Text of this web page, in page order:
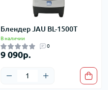
Блендер JAU BL-1500T
В наличии
0
9 090р.